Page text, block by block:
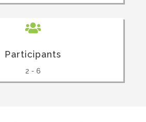

Participants
2 - 6